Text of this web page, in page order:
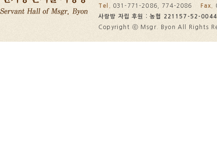
Tel.
031-771-2086, 774-2086 Fax.
사랑방 자립 후원 : 농협 221157-52-
Copyright ⓒ Msgr. Byon All Rights